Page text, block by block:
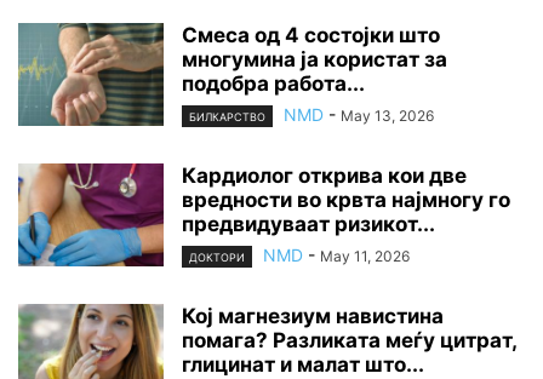
Смеса од 4 состојки што
многумина ја користат за
подобра работа...
БИЛКАРСТВО NMD - May 13, 2026
Кардиолог открива кои две
вредности во крвта најмногу го
предвидуваат ризикот...
ДОКТОРИ NMD - May 11, 2026
Кој магнезиум навистина
помага? Разликата меѓу цитрат,
глицинат и малат што...